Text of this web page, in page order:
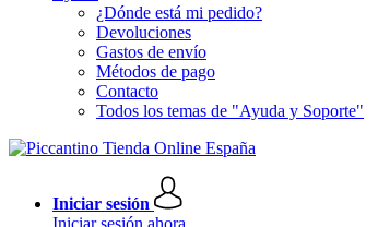
¿Dónde está mi pedido?
Devoluciones
Gastos de envío
Métodos de pago
Contacto
Todos los temas de "Ayuda y Soporte"
Iniciar sesión
Iniciar sesión ahora